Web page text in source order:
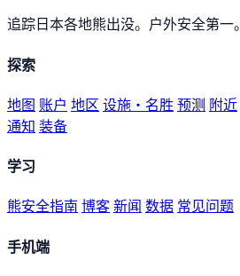
追踪日本各地熊出没。户外安全第一。
探索
地图 账户 地区 设施・名胜 预测 附近
通知 装备
学习
熊安全指南 博客新闻 数据 常见问题
手机端